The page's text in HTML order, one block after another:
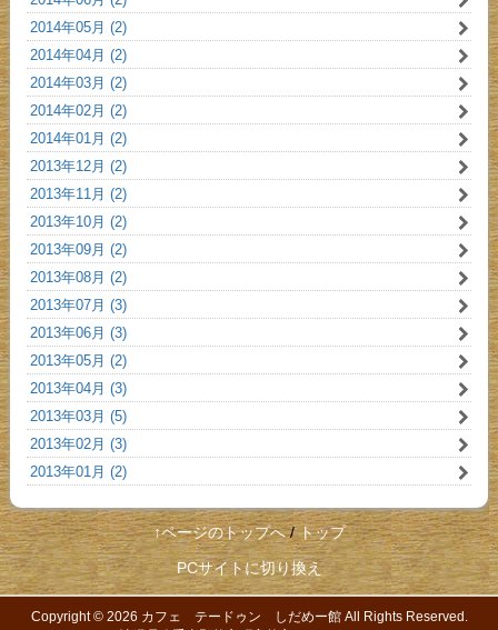
2014年05月 (2)
2014年04月 (2)
2014年03月 (2)
2014年02月 (2)
2014年01月 (2)
2013年12月 (2)
2013年11月 (2)
2013年10月 (2)
2013年09月 (2)
2013年08月 (2)
2013年07月 (3)
2013年06月 (3)
2013年05月 (2)
2013年04月 (3)
2013年03月 (5)
2013年02月 (3)
2013年01月 (2)
↑ページのトップへ/トップ
PCサイトに切り換え
Copyright © 2026 カフェ テードゥン しだめー館All Rights Reserved.